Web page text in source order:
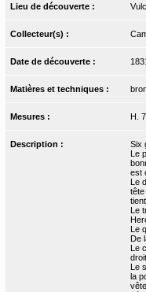
Lieu de découverte :
Collecteur(s) :
Date de découverte :
Matières et techniques :
Mesures : H.
Description :
Six
Le
est
Le
tête
Le
Le
De
Le
Le
la